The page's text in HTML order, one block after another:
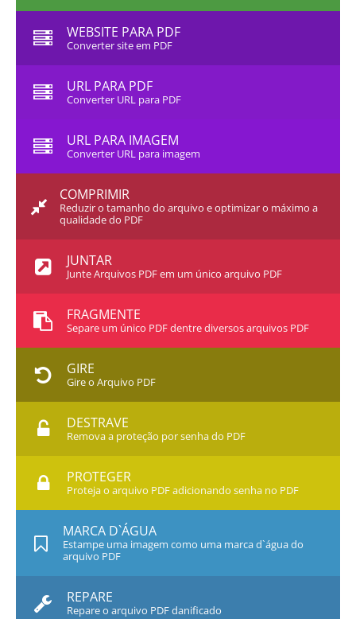
WEBSITE PARA PDF
Converter site em PDF
URL PARA PDF
Converter URL para PDF
URL PARA IMAGEM
Converter URL para imagem
COMPRIMIR
Reduzir o tamanho do arquivo e optimizar o máximo a
qualidade do PDF
JUNTAR
Junte Arquivos PDF em um único arquivo PDF
FRAGMENTE
Separe um único PDF dentre diversos arquivos PDF
GIRE
Gire o Arquivo PDF
DESTRAVE
Remova a proteção por senha do PDF
PROTEGER
Proteja o arquivo PDF adicionando senha no PDF
MARCA D`ÁGUA
Estampe uma imagem como uma marca d`água do
arquivo PDF
REPARE
Repare o arquivo PDF danificado